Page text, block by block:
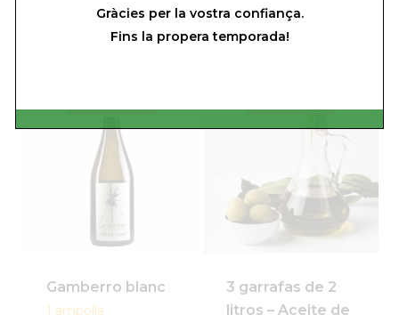
55,00€
Gamberro blanc
1 ampolla
3 garrafas de 2
litros – Aceite de
Gràcies per la vostra confiança.
Fins la propera temporada!